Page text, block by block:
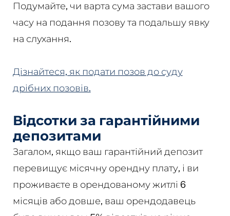
Подумайте, чи варта сума застави вашого
часу на подання позову та подальшу явку
на слухання.
Дізнайтеся, як подати позов до суду
дрібних позовів.
Відсотки за гарантійними
депозитами
Загалом, якщо ваш гарантійний депозит
перевищує місячну орендну плату, і ви
проживаєте в орендованому житлі 6
місяців або довше, ваш орендодавець